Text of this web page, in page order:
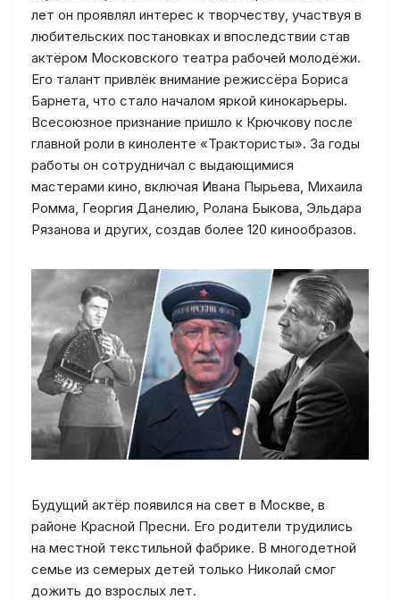
лет он проявлял интерес к творчеству, участвуя в
любительских постановках и впоследствии став
актёром Московского театра рабочей молодёжи.
Его талант привлёк внимание режиссёра Бориса
Барнета, что стало началом яркой кинокарьеры.
Всесоюзное признание пришло к Крючкову после
главной роли в киноленте «Трактористы». За годы
работы он сотрудничал с выдающимися
мастерами кино, включая Ивана Пырьева, Михаила
Ромма, Георгия Данелию, Ролана Быкова, Эльдара
Рязанова и других, создав более 120 кинообразов.
Будущий актёр появился на свет в Москве, в
районе Красной Пресни. Его родители трудились
на местной текстильной фабрике. В многодетной
семье из семерых детей только Николай смог
дожить до взрослых лет.